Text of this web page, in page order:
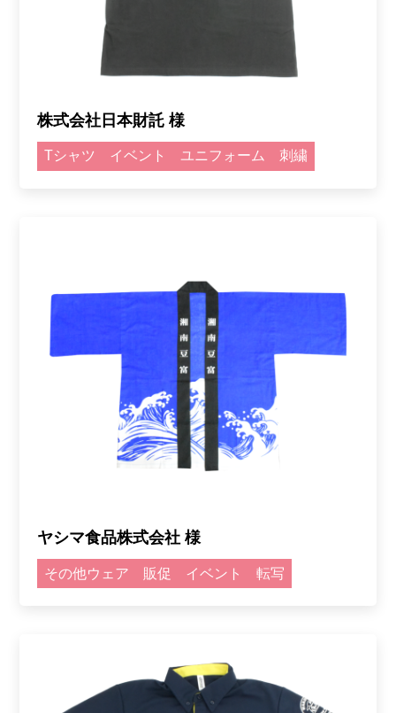
株式会社日本財託 様
Tシャツ イベント ユニフォーム 刺繍
ヤシマ食品株式会社 様
その他ウェア 販促 イベント 転写